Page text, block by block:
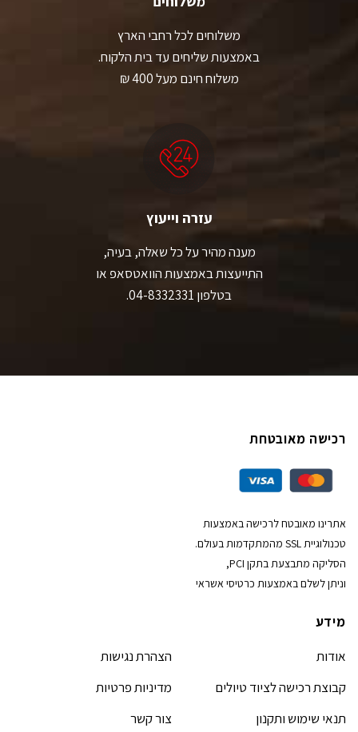
משלוחים לכל רחבי הארץ
באמצעות שליחים עד בית הלקוח.
משלוח חינם מעל 400 ₪
עזרה וייעוץ
מענה מהיר על כל שאלה, בעיה,
התייעצות באמצעות הוואטסאפ או
בטלפון 04-8332331.
רכישה מאובטחת
אתרינו מאובטח לרכישה באמצעות
טכנולוגיית SSL מהמתקדמות בעולם.
הסליקה מתבצעת בתקן PCI,
וניתן לשלם באמצעות כרטיסי אשראי
מידע
אודות
קבוצת רכישה לציוד טיולים
תנאי שימוש ותקנון
הצהרת נגישות
מדיניות פרטיות
צור קשר